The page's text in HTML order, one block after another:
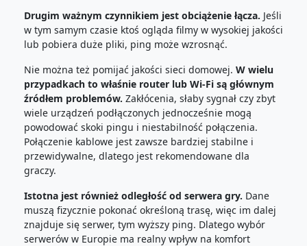
Drugim ważnym czynnikiem jest obciążenie łącza. Jeśli
w tym samym czasie ktoś ogląda filmy w wysokiej jakości
lub pobiera duże pliki, ping może wzrosnąć.
Nie można też pomijać jakości sieci domowej. W wielu
przypadkach to właśnie router lub Wi-Fi są głównym
źródłem problemów. Zakłócenia, słaby sygnał czy zbyt
wiele urządzeń podłączonych jednocześnie mogą
powodować skoki pingu i niestabilność połączenia.
Połączenie kablowe jest zawsze bardziej stabilne i
przewidywalne, dlatego jest rekomendowane dla
graczy.
Istotna jest również odległość od serwera gry. Dane
muszą fizycznie pokonać określoną trasę, więc im dalej
znajduje się serwer, tym wyższy ping. Dlatego wybór
serwerów w Europie ma realny wpływ na komfort